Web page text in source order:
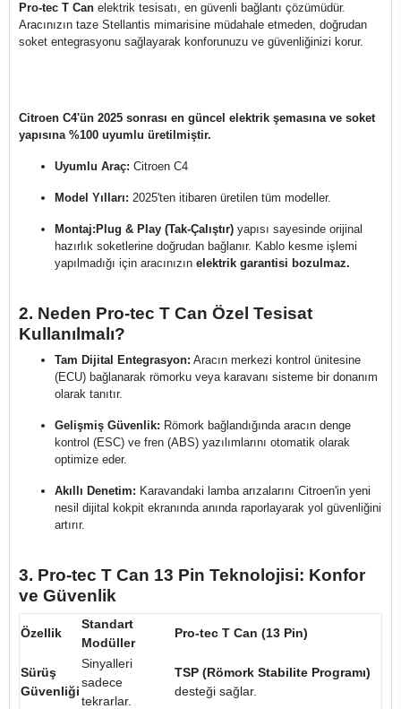
Pro-tec T Can elektrik tesisatı, en güvenli bağlantı çözümüdür.
Aracınızın taze Stellantis mimarisine müdahale etmeden, doğrudan
soket entegrasyonu sağlayarak konforunuzu ve güvenliğinizi korur.
Citroen C4'ün 2025 sonrası en güncel elektrik şemasına ve soket
yapısına %100 uyumlu üretilmiştir.
Uyumlu Araç: Citroen C4
Model Yılları: 2025'ten itibaren üretilen tüm modeller.
Montaj: Plug & Play (Tak-Çalıştır) yapısı sayesinde orijinal
hazırlık soketlerine doğrudan bağlanır. Kablo kesme işlemi
yapılmadığı için aracınızın elektrik garantisi bozulmaz.
2. Neden Pro-tec T Can Özel Tesisat
Kullanılmalı?
Tam Dijital Entegrasyon: Aracın merkezi kontrol ünitesine
(ECU) bağlanarak römorku veya karavanı sisteme bir donanım
olarak tanıtır.
Gelişmiş Güvenlik: Römork bağlandığında aracın denge
kontrol (ESC) ve fren (ABS) yazılımlarını otomatik olarak
optimize eder.
Akıllı Denetim: Karavandaki lamba arızalarını Citroen'in yeni
nesil dijital kokpit ekranında anında raporlayarak yol güvenliğini
artırır.
3. Pro-tec T Can 13 Pin Teknolojisi: Konfor
ve Güvenlik
Özellik
Standart
Modüller
Pro-tec T Can (13 Pin)
Sürüş
Güvenliği
Sinyalleri
sadece
tekrarlar.
TSP (Römork Stabilite Programı)
desteği sağlar.